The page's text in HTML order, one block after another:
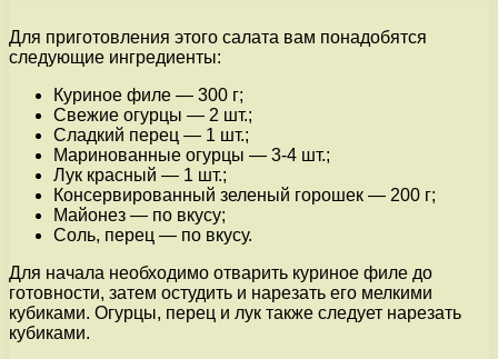
Для приготовления этого салата вам понадобятся
следующие ингредиенты:
Куриное филе — 300 г;
Свежие огурцы — 2 шт.;
Сладкий перец — 1 шт.;
Маринованные огурцы — 3-4 шт.;
Лук красный — 1 шт.;
Консервированный зеленый горошек — 200 г;
Майонез — по вкусу;
Соль, перец — по вкусу.
Для начала необходимо отварить куриное филе до
готовности, затем остудить и нарезать его мелкими
кубиками. Огурцы, перец и лук также следует нарезать
кубиками.